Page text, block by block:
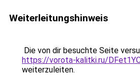
Weiterleitungshinweis
Die von dir besuchte Seite
https://vorota-kalitki.ru/
weiterzuleiten.